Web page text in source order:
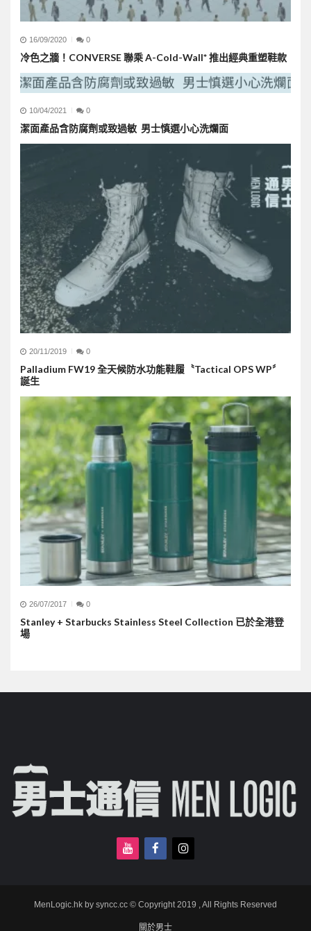
16/09/2020 0
冷色之牆！CONVERSE 聯乘 A-Cold-Wall* 推出經典重塑鞋款
10/04/2021 0
潔面產品含防腐劑或致過敏 男士慎選小心洗爛面
20/11/2019 0
Palladium FW19 全天候防水功能鞋履〝Tactical OPS WP〞
誕生
26/07/2017 0
Stanley + Starbucks Stainless Steel Collection 已於全港登
場
MenLogic.hk by syncc.cc © Copyright 2019 , All Rights Reserved
關於男士